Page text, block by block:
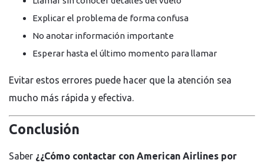
Explicar el problema de forma confusa
No anotar información importante
Esperar hasta el último momento para llamar
Evitar estos errores puede hacer que la atención sea
mucho más rápida y efectiva.
Conclusión
Saber ¿¿Cómo contactar con American Airlines por